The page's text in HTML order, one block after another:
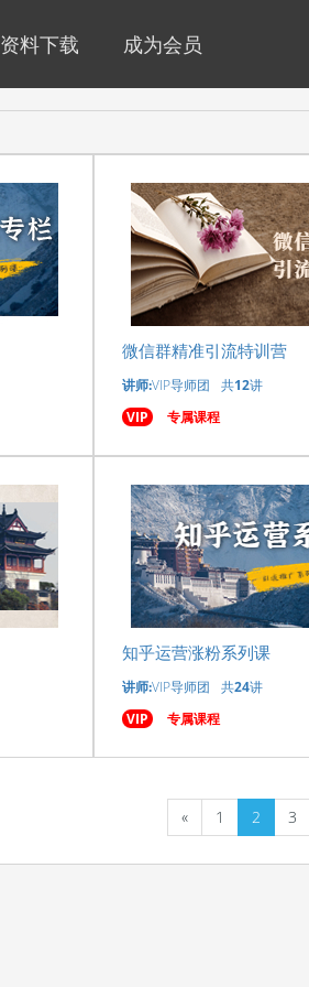
资料下载 成为会员
微信群精准引流特训营
讲师:VIP导师团 共12讲
VIP
专属课程
知乎运营涨粉系列课
讲师:VIP导师团 共24讲
VIP
专属课程
« 1 2 3